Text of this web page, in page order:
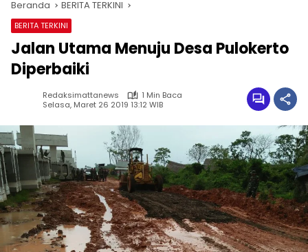
Beranda BERITA TERKINI
BERITA TERKINI
Jalan Utama Menuju Desa Pulokerto
Diperbaiki
Redaksimattanews
1 Min Baca
Selasa, Maret 26 2019 13:12 WIB